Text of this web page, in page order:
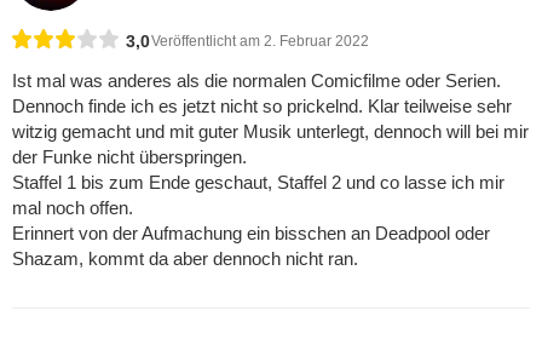
3,0Veröffentlicht am 2. Februar 2022
Ist mal was anderes als die normalen Comicfilme oder Serien.
Dennoch finde ich es jetzt nicht so prickelnd. Klar teilweise sehr
witzig gemacht und mit guter Musik unterlegt, dennoch will bei mir
der Funke nicht überspringen.
Staffel 1 bis zum Ende geschaut, Staffel 2 und co lasse ich mir
mal noch offen.
Erinnert von der Aufmachung ein bisschen an Deadpool oder
Shazam, kommt da aber dennoch nicht ran.